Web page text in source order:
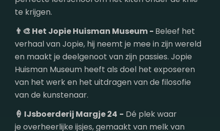
te krijgen.
👨‍🎨 Het Jopie Huisman Museum - Beleef het
verhaal van Jopie, hij neemt je mee in zijn wereld
en maakt je deelgenoot van zijn passies. Jopie
Huisman Museum heeft als doel het exposeren
van het werk en het uitdragen van de filosofie
van de kunstenaar.
🍦 IJsboerderij Margje 24 - Dé plek waar
je overheerlijke ijsjes, gemaakt van melk van